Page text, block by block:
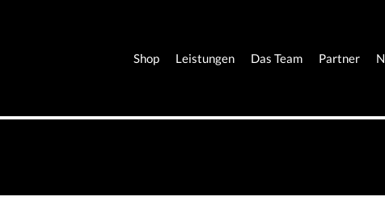
Shop Leistungen Das Team Partner